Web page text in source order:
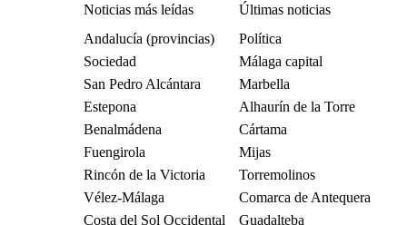
Noticias más leídas
Últimas noticias
Andalucía (provincias)
Política
Sociedad
Málaga capital
San Pedro Alcántara
Marbella
Estepona
Alhaurín de la Torre
Benalmádena
Cártama
Fuengirola
Mijas
Rincón de la Victoria
Torremolinos
Vélez-Málaga
Comarca de Antequera
Costa del Sol Occidental
Guadalteba